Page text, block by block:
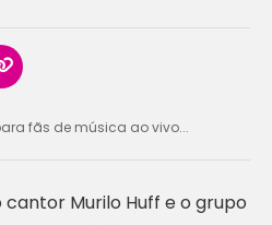
fãs de música ao vivo...
cantor Murilo Huff e o grupo